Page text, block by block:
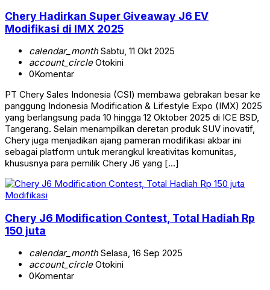
Chery Hadirkan Super Giveaway J6 EV
Modifikasi di IMX 2025
calendar_monthSabtu, 11 Okt 2025
account_circleOtokini
0Komentar
PT Chery Sales Indonesia (CSI) membawa gebrakan besar ke
panggung Indonesia Modification & Lifestyle Expo (IMX) 2025
yang berlangsung pada 10 hingga 12 Oktober 2025 di ICE BSD,
Tangerang. Selain menampilkan deretan produk SUV inovatif,
Chery juga menjadikan ajang pameran modifikasi akbar ini
sebagai platform untuk merangkul kreativitas komunitas,
khususnya para pemilik Chery J6 yang […]
Modifikasi
Chery J6 Modification Contest, Total Hadiah Rp
150 juta
calendar_monthSelasa, 16 Sep 2025
account_circleOtokini
0Komentar